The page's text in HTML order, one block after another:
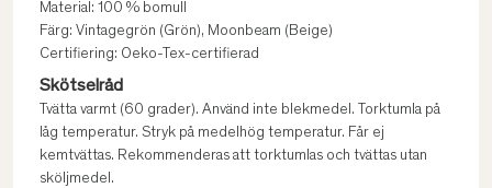
Material: 100 % bomull
Färg: Vintagegrön (Grön), Moonbeam (Beige)
Certifiering: Oeko-Tex-certifierad
Skötselråd
Tvätta varmt (60 grader). Använd inte blekmedel. Torktumla på
låg temperatur. Stryk på medelhög temperatur. Får ej
kemtvättas. Rekommenderas att torktumlas och tvättas utan
sköljmedel.